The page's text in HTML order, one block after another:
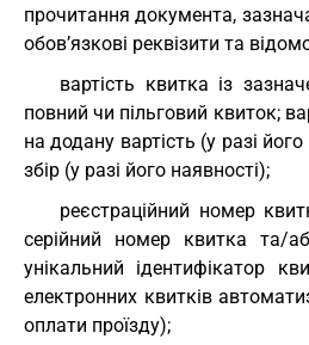
прочитання документа,
обов’язкові реквізити та
вартість квитка із
повний чи пільговий квиток;
на додану вартість (у разі
збір (у разі його наявності);
реєстраційний номер
серійний номер квитка та/
унікальний ідентифікатор
електронних квитків
оплати проїзду);